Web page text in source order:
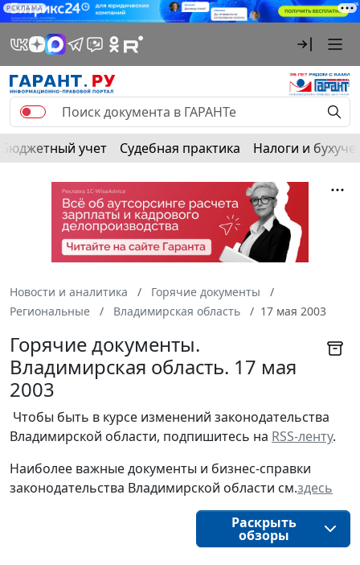
РЕКЛАМА
Бюджетный учет Судебная практика Налоги и
Новости и аналитика
Горячие документы
Региональные
Владимирская область 17 мая 2003
Горячие документы.
Владимирская область. 17 мая
2003
Чтобы быть в курсе изменений законодательства
Владимирской области, подпишитесь на RSS-ленту.
Наиболее важные документы и бизнес-справки
законодательства Владимирской области см.здесь
Раскрыть
обзоры